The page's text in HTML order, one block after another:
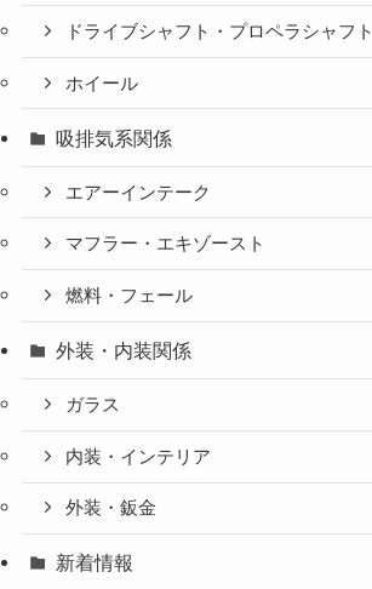
ドライブシャフト・プロペラシャフト
ホイール
吸排気系関係
エアーインテーク
マフラー・エキゾースト
燃料・フェール
外装・内装関係
ガラス
内装・インテリア
外装・鈑金
新着情報